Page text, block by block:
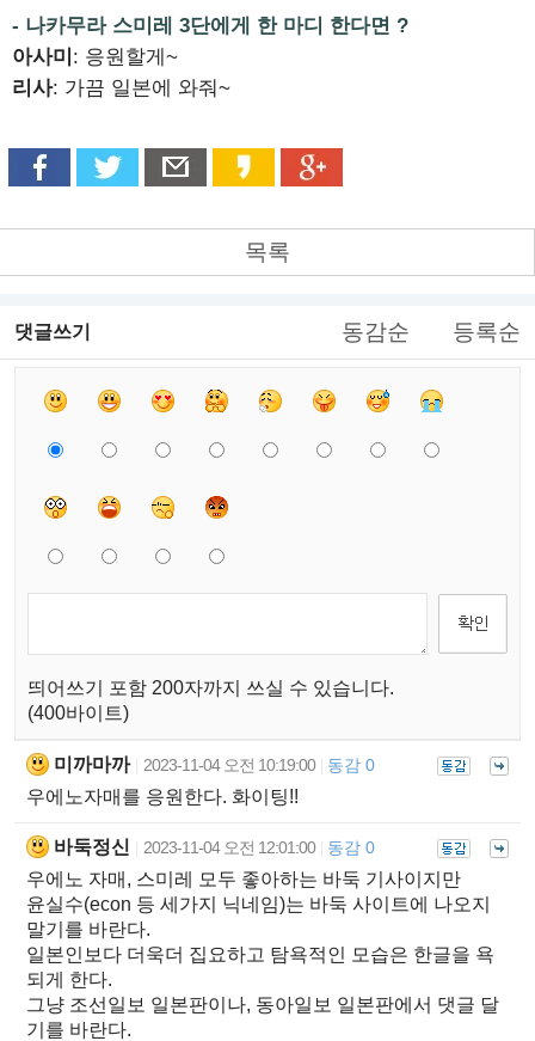
- 나카무라 스미레 3단에게 한 마디 한다면 ?
아사미 : 응원할게~
리사: 가끔 일본에 와줘~
목록
댓글쓰기 동감순 등록순
띄어쓰기 포함 200자까지 쓰실 수 있습니다.
(400바이트)
미까마까 2023-11-04 오전 10:19:00 동감 0
우에노자매를 응원한다. 화이팅!!
바둑정신 2023-11-04 오전 12:01:00 동감 0
우에노 자매, 스미레 모두 좋아하는 바둑 기사이지만
윤실수(econ 등 세가지 닉네임)는 바둑 사이트에 나오지
말기를 바란다.
일본인보다 더욱더 집요하고 탐욕적인 모습은 한글을 욕
되게 한다.
그냥 조선일보 일본판이나, 동아일보 일본판에서 댓글 달
기를 바란다.